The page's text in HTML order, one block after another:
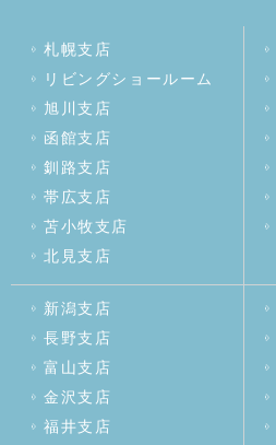
札幌支店
リビングショールーム
旭川支店
函館支店
釧路支店
帯広支店
苫小牧支店
北見支店
新潟支店
長野支店
富山支店
金沢支店
福井支店